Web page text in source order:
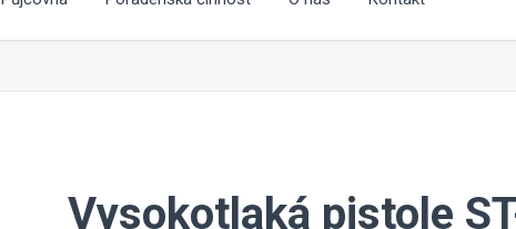
Vysokotlaká pistole